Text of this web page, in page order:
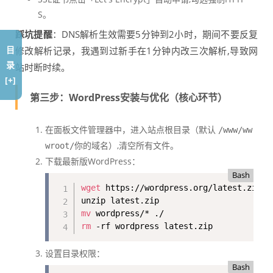
S。
踩坑提醒：DNS解析生效需要5分钟到2小时，期间不要反复
修改解析记录，我遇到过新手在1分钟内改三次解析,导致网
站时断时续。
第三步：WordPress安装与优化（核心环节）
在面板文件管理器中，进入站点根目录（默认 /www/ww
wroot/你的域名）,清空所有文件。
下载最新版WordPress：
Bash
wget https://wordpress.org/latest.zip
mv
rm -rf wordpress latest.zip
设置目录权限：
Bash
目
录
[+]